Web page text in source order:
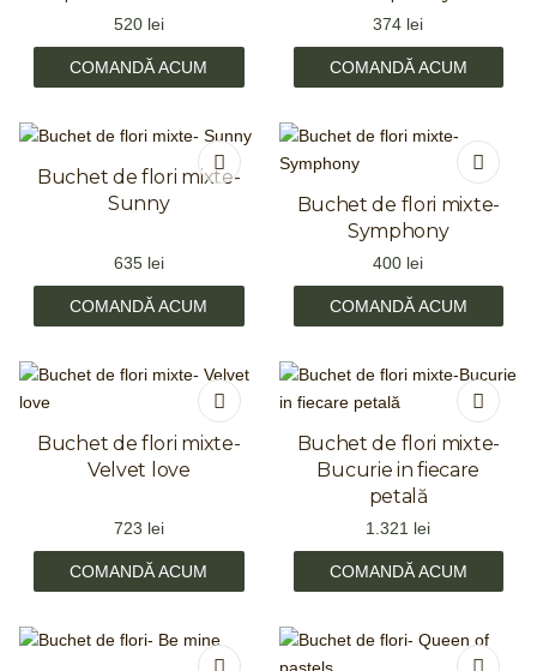
520 lei
COMANDĂ ACUM
374 lei
COMANDĂ ACUM
Buchet de flori mixte-
Sunny
635 lei
COMANDĂ ACUM
Buchet de flori mixte-
Symphony
400 lei
COMANDĂ ACUM
Buchet de flori mixte-
Velvet love
723 lei
COMANDĂ ACUM
Buchet de flori mixte-
Bucurie in fiecare
petală
1.321 lei
COMANDĂ ACUM